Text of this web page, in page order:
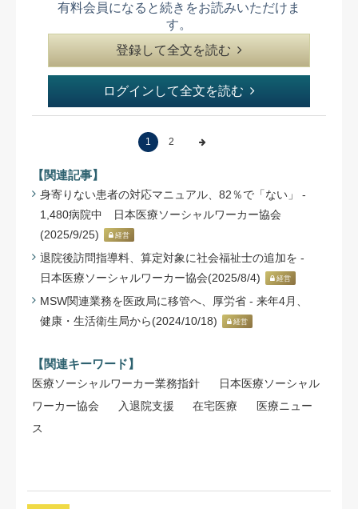
有料会員になると続きをお読みいただけま
す。
登録して全文を読む
ログインして全文を読む
1 2
【関連記事】
身寄りない患者の対応マニュアル、82％で「ない」 -
1,480病院中 日本医療ソーシャルワーカー協会
(2025/9/25)
経営
退院後訪問指導料、算定対象に社会福祉士の追加を -
日本医療ソーシャルワーカー協会(2025/8/4)
経営
MSW関連業務を医政局に移管へ、厚労省 - 来年4月、
健康・生活衛生局から(2024/10/18)
経営
【関連キーワード】
医療ソーシャルワーカー業務指針
日本医療ソーシャル
ワーカー協会
入退院支援 在宅医療
医療ニュー
ス